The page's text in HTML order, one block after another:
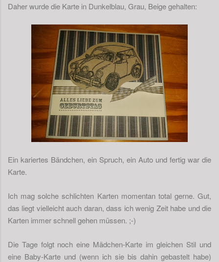
Daher wurde die Karte in Dunkelblau, Grau, Beige gehalten:
Ein kariertes Bändchen, ein Spruch, ein Auto und fertig war die
Karte.
Ich mag solche schlichten Karten momentan total gerne. Gut,
das liegt vielleicht auch daran, dass ich wenig Zeit habe und die
Karten immer schnell gehen müssen. ;-)
Die Tage folgt noch eine Mädchen-Karte im gleichen Stil und
eine Baby-Karte und (wenn ich sie bis dahin gebastelt habe)